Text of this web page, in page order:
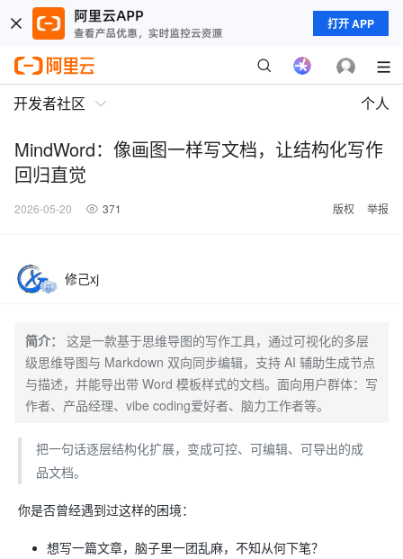
打开 APP
开发者社区 个人
MindWord：像画图一样写文档，让结构化写作
回归直觉
2026-05-20 371 版权 举报
修己xj
简介：
这是一款基于思维导图的写作工具，通过可视化的多层
级思维导图与 Markdown 双向同步编辑，支持 AI 辅助生成节点
与描述，并能导出带 Word 模板样式的文档。面向用户群体：写
作者、产品经理、vibe coding爱好者、脑力工作者等。
把一句话逐层结构化扩展，变成可控、可编辑、可导出的成
品文档。
你是否曾经遇到过这样的困境：
想写一篇文章，脑子里一团乱麻，不知从何下笔？